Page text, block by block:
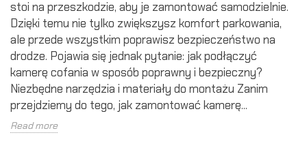
stoi na przeszkodzie, aby je zamontować samodzielnie.
Dzięki temu nie tylko zwiększysz komfort parkowania,
ale przede wszystkim poprawisz bezpieczeństwo na
drodze. Pojawia się jednak pytanie: jak podłączyć
kamerę cofania w sposób poprawny i bezpieczny?
Niezbędne narzędzia i materiały do montażu Zanim
przejdziemy do tego, jak zamontować kamerę...
Read more